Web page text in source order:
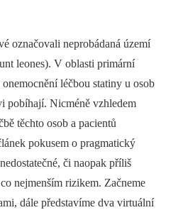
označovali neprobádaná území
leones). V oblasti primární
léčbou statiny u osob
pobíhají. Nicméně vzhledem
těchto osob a pacientů
pokusem o pragmatický
či naopak příliš
nejmenším rizikem. Začneme
dále představíme dva virtuální